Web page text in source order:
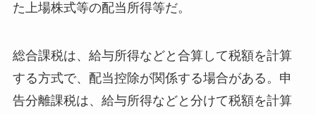
た上場株式等の配当所得等だ。
総合課税は、給与所得などと合算して税額を計算
する方式で、配当控除が関係する場合がある。申
告分離課税は、給与所得などと分けて税額を計算